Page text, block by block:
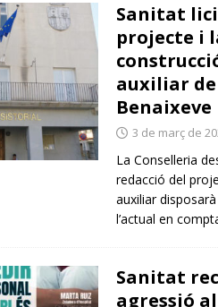
Sanitat
projecte i
auxiliar
Benaixeve
3 de març de
La Conselleria
redacció del
auxiliar
l’actual en
Sanitat
agressió